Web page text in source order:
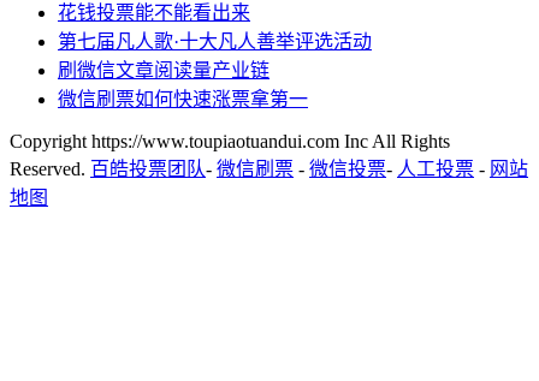
花钱投票能不能看出来
第七届凡人歌·十大凡人善举评选活动
刷微信文章阅读量产业链
微信刷票如何快速涨票拿第一
Copyright https://www.toupiaotuandui.com Inc All Rights
Reserved. 百皓投票团队- 微信刷票 - 微信投票- 人工投票 - 网站
地图